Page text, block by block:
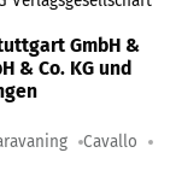
GmbH &
& Co. KG und
Cavallo